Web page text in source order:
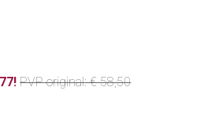
PVPoriginal: € 58,50